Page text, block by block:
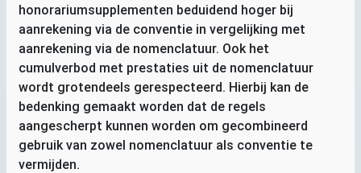
honorariumsupplementen beduidend hoger bij
aanrekening via de conventie in vergelijking met
aanrekening via de nomenclatuur. Ook het
cumulverbod met prestaties uit de nomenclatuur
wordt grotendeels gerespecteerd. Hierbij kan de
bedenking gemaakt worden dat de regels
aangescherpt kunnen worden om gecombineerd
gebruik van zowel nomenclatuur als conventie te
vermijden.